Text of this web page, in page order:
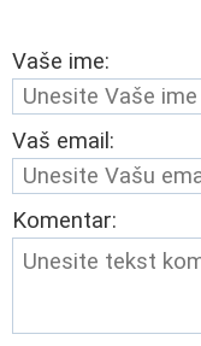
Vaše ime:
Vaš email:
Komentar: